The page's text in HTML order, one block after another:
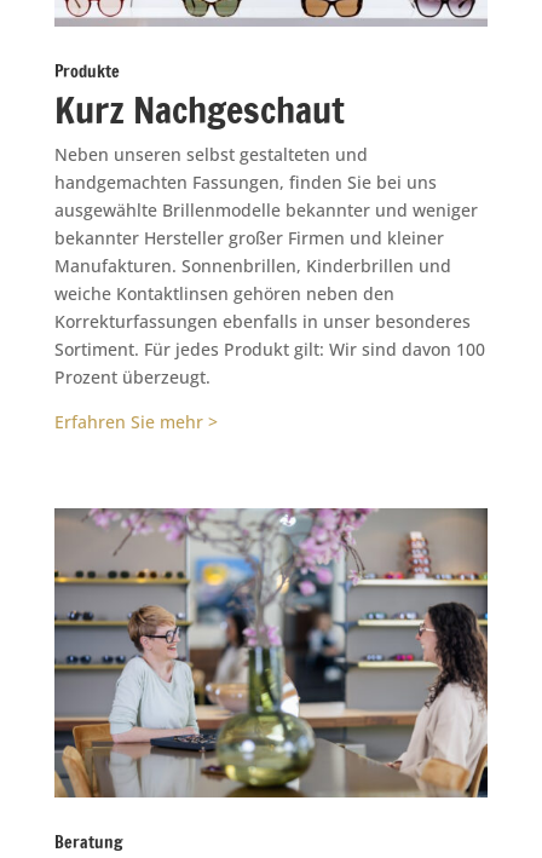
Produkte
Kurz Nachgeschaut
Neben unseren selbst gestalteten und
handgemachten Fassungen, finden Sie bei uns
ausgewählte Brillenmodelle bekannter und weniger
bekannter Hersteller großer Firmen und kleiner
Manufakturen. Sonnenbrillen, Kinderbrillen und
weiche Kontaktlinsen gehören neben den
Korrekturfassungen ebenfalls in unser besonderes
Sortiment. Für jedes Produkt gilt: Wir sind davon 100
Prozent überzeugt.
Erfahren Sie mehr >
Beratung